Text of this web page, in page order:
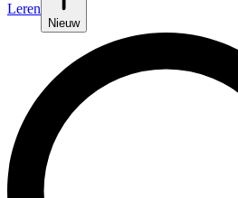
Leren
Nieuw